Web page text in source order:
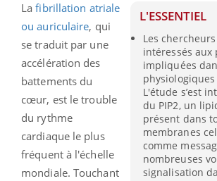
L'ESSENTIEL
Les
intéressés aux
impliquées
L'étude s’est
du PIP2, un
présent dans
membranes
comme
nombreuses
signalisation
Lafibrillation atriale
ou auriculaire, qui
se traduit par une
accélération des
battements du
cœur, est le trouble
du rythme
cardiaque le plus
fréquent à l'échelle
mondiale. Touchant